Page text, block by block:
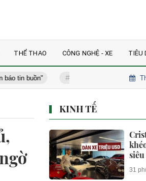
THỂ THAO CÔNG NGHỆ - XE TIÊU
Chi phí xây nhà 2 tầng mái Nhật
KINH TẾ
dàn
đỏ
31